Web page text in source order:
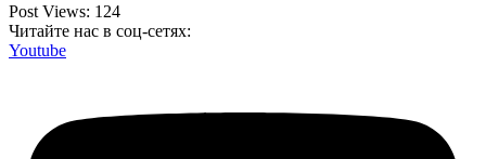
Post Views: 124
Читайте нас в соц-сетях:
Youtube